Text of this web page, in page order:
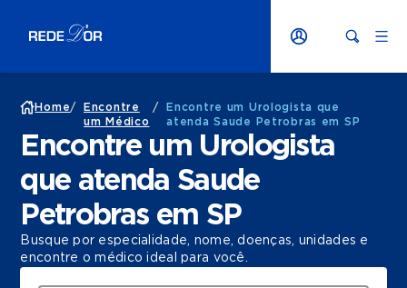
Home/
Encontre
um Médico
/
Encontre um Urologista que
atenda Saude Petrobras em SP
Encontre um Urologista
que atenda Saude
Petrobras em SP
Busque por especialidade, nome, doenças, unidades e
encontre o médico ideal para você.